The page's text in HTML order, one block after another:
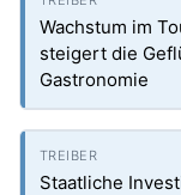
Wachstum im
steigert die
Gastronomie
Staatliche